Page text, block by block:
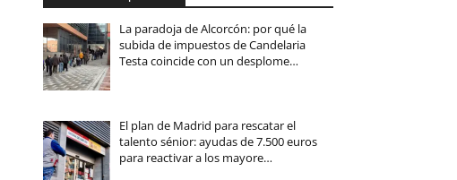
La paradoja de Alcorcón: por qué la
subida de impuestos de Candelaria
Testa coincide con un desplome…
El plan de Madrid para rescatar el
talento sénior: ayudas de 7.500 euros
para reactivar a los mayore…